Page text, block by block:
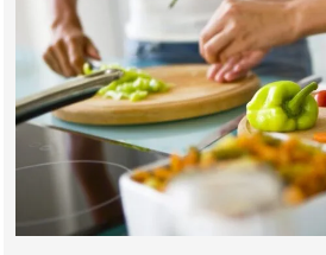
Marabitti
la
sua
poesia
primo